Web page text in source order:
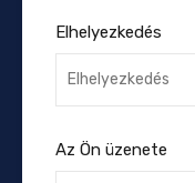
Elhelyezkedés
Az Ön üzenete